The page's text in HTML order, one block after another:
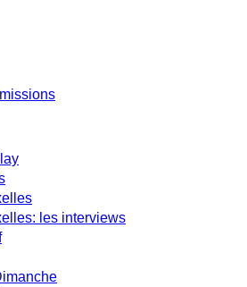
les interviews